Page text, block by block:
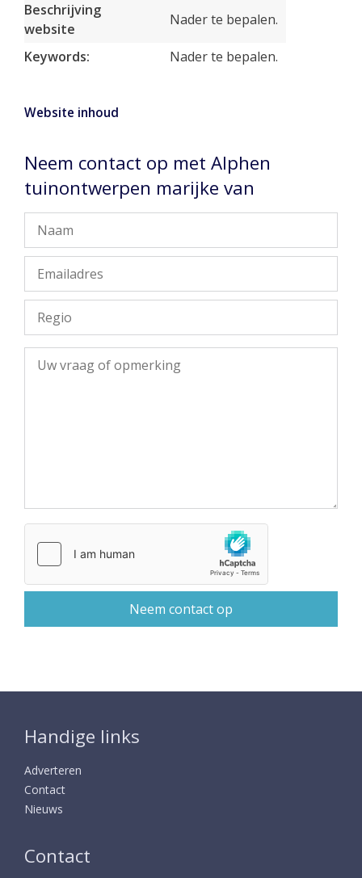
Beschrijving
website
Nader te bepalen.
Keywords: Nader te bepalen.
Website inhoud
Neem contact op met Alphen
tuinontwerpen marijke van
Handige links
Adverteren
Contact
Nieuws
Contact